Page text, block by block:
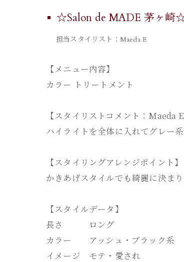
☆Salon de MADE 茅ヶ崎
担当スタイリスト：Maeda E
【メニュー内容】
カラー トリートメント
【スタイリストコメント：Maeda E
ハイライトを全体に入れてグレー
【スタイリングアレンジポイント】
かきあげスタイルでも綺麗に決ま
【スタイルデータ】
長さ ロング
カラー アッシュ・ブラック系
イメージ モテ・愛され